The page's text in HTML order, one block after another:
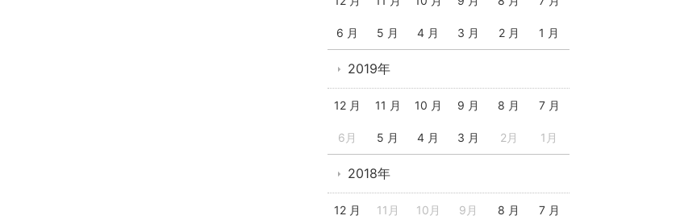
6 月 5 月 4 月 3 月 2 月 1 月
2019年
12 月 11 月 10 月 9 月 8 月 7 月
6月 5 月 4 月 3 月 2月 1月
2018年
12 月 11月 10月 9月 8 月 7 月